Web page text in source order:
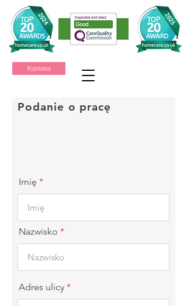
Kariera
Podanie o pracę
Imię
Nazwisko
Adres ulicy